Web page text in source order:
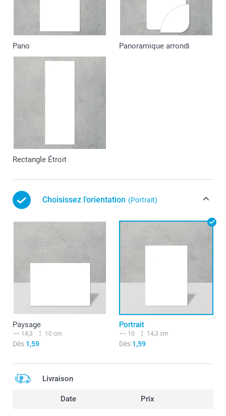
Pano Panoramique arrondi
Rectangle Étroit
Choisissez l'orientation (Portrait)
Paysage
14,3 10 cm
Dès 1,59
Portrait
10 14,3 cm
Dès1,59
Livraison
Date Prix